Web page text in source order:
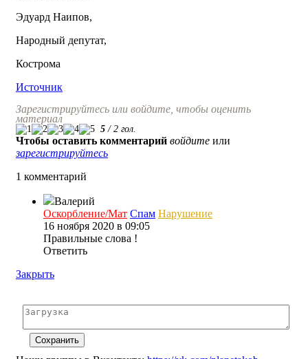
Эдуард Наипов,
Народный депутат,
Кострома
Источник
Зарегистрируйтесь или войдите, чтобы оценить
материал
5 / 2 гол.
Чтобы оставить комментарий войдите или
зарегистрируйтесь
1 комментарий
Валерий
Оскорбление/Мат Спам Нарушение
16 ноября 2020 в 09:05
Правильные слова !
Ответить
Закрыть